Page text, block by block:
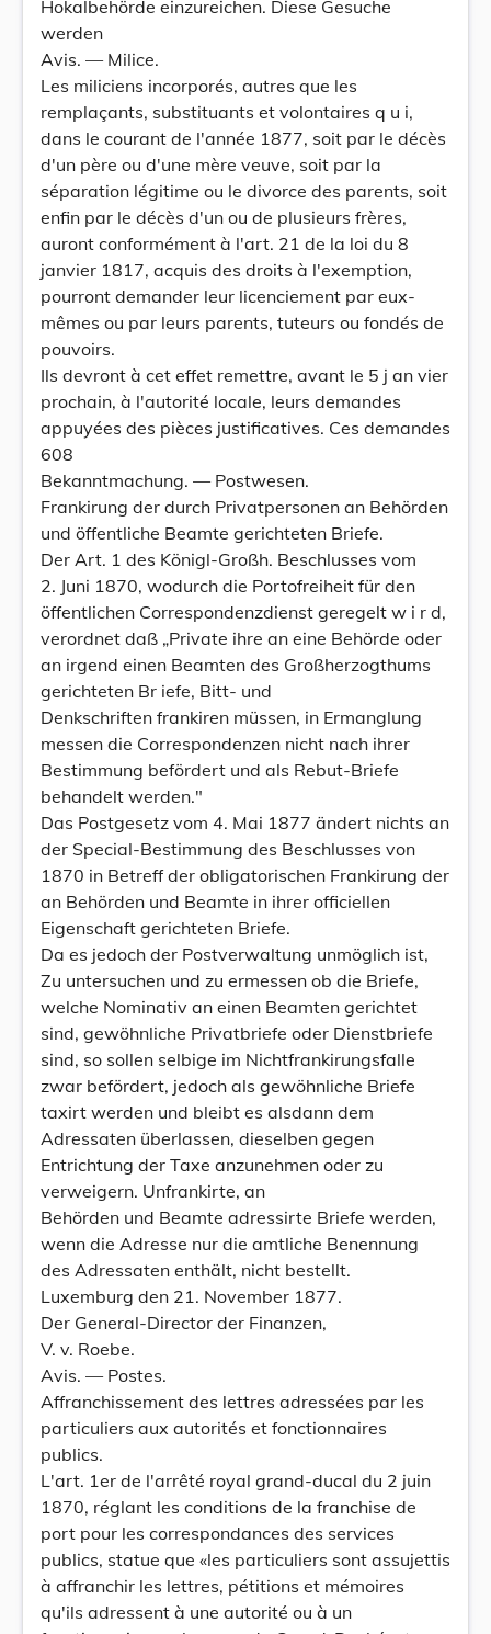
Hokalbehörde einzureichen. Diese Gesuche
werden
Avis. — Milice.
Les miliciens incorporés, autres que les
remplaçants, substituants et volontaires q u i,
dans le courant de l'année 1877, soit par le décès
d'un père ou d'une mère veuve, soit par la
séparation légitime ou le divorce des parents, soit
enfin par le décès d'un ou de plusieurs frères,
auront conformément à l'art. 21 de la loi du 8
janvier 1817, acquis des droits à l'exemption,
pourront demander leur licenciement par eux-
mêmes ou par leurs parents, tuteurs ou fondés de
pouvoirs.
Ils devront à cet effet remettre, avant le 5 j an vier
prochain, à l'autorité locale, leurs demandes
appuyées des pièces justificatives. Ces demandes
608
Bekanntmachung. — Postwesen.
Frankirung der durch Privatpersonen an Behörden
und öffentliche Beamte gerichteten Briefe.
Der Art. 1 des Königl-Großh. Beschlusses vom
2. Juni 1870, wodurch die Portofreiheit für den
öffentlichen Correspondenzdienst geregelt w i r d,
verordnet daß „Private ihre an eine Behörde oder
an irgend einen Beamten des Großherzogthums
gerichteten Br iefe, Bitt- und
Denkschriften frankiren müssen, in Ermanglung
messen die Correspondenzen nicht nach ihrer
Bestimmung befördert und als Rebut-Briefe
behandelt werden."
Das Postgesetz vom 4. Mai 1877 ändert nichts an
der Special-Bestimmung des Beschlusses von
1870 in Betreff der obligatorischen Frankirung der
an Behörden und Beamte in ihrer officiellen
Eigenschaft gerichteten Briefe.
Da es jedoch der Postverwaltung unmöglich ist,
Zu untersuchen und zu ermessen ob die Briefe,
welche Nominativ an einen Beamten gerichtet
sind, gewöhnliche Privatbriefe oder Dienstbriefe
sind, so sollen selbige im Nichtfrankirungsfalle
zwar befördert, jedoch als gewöhnliche Briefe
taxirt werden und bleibt es alsdann dem
Adressaten überlassen, dieselben gegen
Entrichtung der Taxe anzunehmen oder zu
verweigern. Unfrankirte, an
Behörden und Beamte adressirte Briefe werden,
wenn die Adresse nur die amtliche Benennung
des Adressaten enthält, nicht bestellt.
Luxemburg den 21. November 1877.
Der General-Director der Finanzen,
V. v. Roebe.
Avis. — Postes.
Affranchissement des lettres adressées par les
particuliers aux autorités et fonctionnaires
publics.
L'art. 1er de l'arrêté royal grand-ducal du 2 juin
1870, réglant les conditions de la franchise de
port pour les correspondances des services
publics, statue que «les particuliers sont assujettis
à affranchir les lettres, pétitions et mémoires
qu'ils adressent à une autorité ou à un